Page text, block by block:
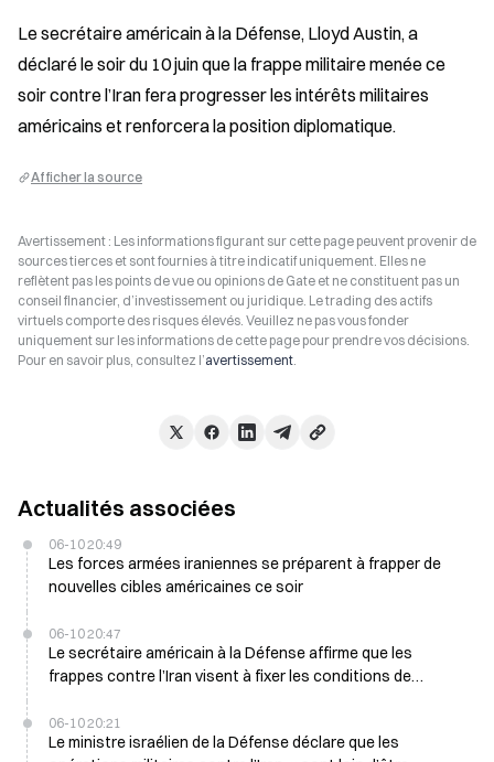
Le secrétaire américain à la Défense, Lloyd Austin, a
déclaré le soir du 10 juin que la frappe militaire menée ce
soir contre l’Iran fera progresser les intérêts militaires
américains et renforcera la position diplomatique.
Afficher la source
Avertissement : Les informations figurant sur cette page peuvent provenir de
sources tierces et sont fournies à titre indicatif uniquement. Elles ne
reflètent pas les points de vue ou opinions de Gate et ne constituent pas un
conseil financier, d’investissement ou juridique. Le trading des actifs
virtuels comporte des risques élevés. Veuillez ne pas vous fonder
uniquement sur les informations de cette page pour prendre vos décisions.
Pour en savoir plus, consultez l’avertissement.
Actualités associées
06-10 20:49
Les forces armées iraniennes se préparent à frapper de
nouvelles cibles américaines ce soir
06-10 20:47
Le secrétaire américain à la Défense affirme que les
frappes contre l’Iran visent à fixer les conditions de
06-10 20:21
Le ministre israélien de la Défense déclare que les